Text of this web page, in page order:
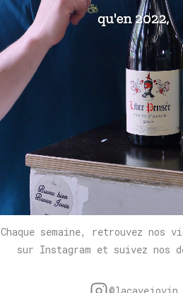
Chaque semaine, retrouvez nos
sur Instagram et suivez nos